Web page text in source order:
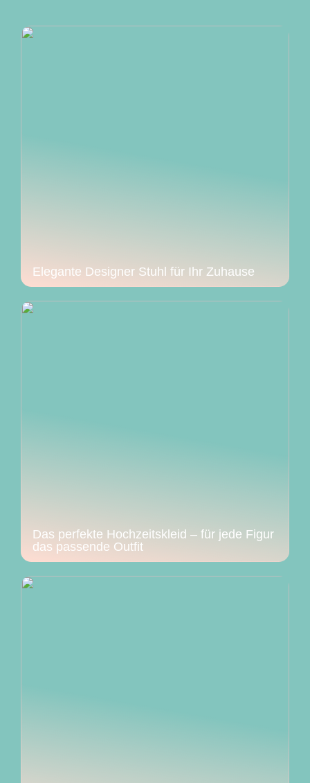
Elegante Designer Stuhl für Ihr Zuhause
Das perfekte Hochzeitskleid – für jede Figur
das passende Outfit